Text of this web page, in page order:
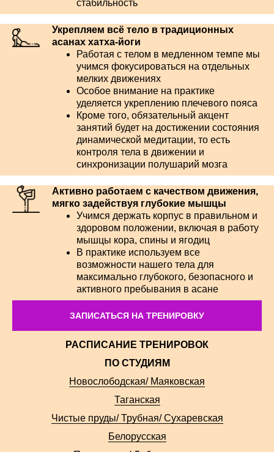
стабильность
Укрепляем всё тело в традиционных
асанах хатха-йоги
Работая с телом в медленном темпе мы
учимся фокусироваться на отдельных
мелких движениях
Особое внимание на практике
уделяется укреплению плечевого пояса
Кроме того, обязательный акцент
занятий будет на достижении состояния
динамической медитации, то есть
контроля тела в движении и
синхронизации полушарий мозга
Активно работаем с качеством движения,
мягко задействуя глубокие мышцы
Учимся держать корпус в правильном и
здоровом положении, включая в работу
мышцы кора, спины и ягодиц
В практике используем все
возможности нашего тела для
максимально глубокого, безопасного и
активного пребывания в асане
ЗАПИСАТЬСЯ НА ТРЕНИРОВКУ
РАСПИСАНИЕ ТРЕНИРОВОК
ПО СТУДИЯМ
Новослободская/ Маяковская
Таганская
Чистые пруды/ Трубная/ Сухаревская
Белорусская